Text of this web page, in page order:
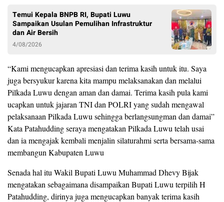
Temui Kepala BNPB RI, Bupati Luwu
Sampaikan Usulan Pemulihan Infrastruktur
dan Air Bersih
4/08/2026
“Kami mengucapkan apresiasi dan terima kasih untuk itu. Saya
juga bersyukur karena kita mampu melaksanakan dan melalui
Pilkada Luwu dengan aman dan damai. Terima kasih pula kami
ucapkan untuk jajaran TNI dan POLRI yang sudah mengawal
pelaksanaan Pilkada Luwu sehingga berlangsungman dan damai”
Kata Patahudding seraya mengatakan Pilkada Luwu telah usai
dan ia mengajak kembali menjalin silaturahmi serta bersama-sama
membangun Kabupaten Luwu
Senada hal itu Wakil Bupati Luwu Muhammad Dhevy Bijak
mengatakan sebagaimana disampaikan Bupati Luwu terpilih H
Patahudding, dirinya juga mengucapkan banyak terima kasih